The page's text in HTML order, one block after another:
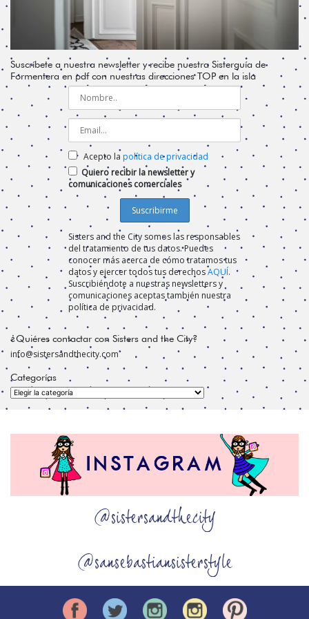
Suscríbete a nuestra newsletter y recibe nuestra Sisterguía de
Formentera en pdf con nuestras direcciones TOP en la isla
Acepto la política de privacidad
Quiero recibir la newsletter y
comunicaciones comerciales
Sisters and the City somos las responsables
del tratamiento de tus datos. Puedes
conocer más acerca de cómo tratamos tus
datos y ejercer todos tus derechosAQUÍ.
Suscribiéndote a nuestras newsletters y
comunicaciones aceptas también nuestra
política de privacidad.
¿Quiéres contactar con Sisters and the City?
info@sistersandthecity.com
Categorías
Categorías
@sistersandthecity
@sansebastiansisterstyle